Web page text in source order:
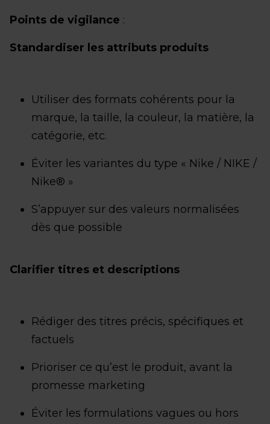
Points de vigilance :
Standardiser les attributs produits
Utiliser des formats cohérents pour la
marque, la taille, la couleur, la matière, la
catégorie, etc.
Éviter les variantes du type « Nike / NIKE /
Nike® »
S’appuyer sur des valeurs normalisées
dès que possible
Clarifier titres et descriptions
Rédiger des titres précis, spécifiques et
factuels
Prioriser ce qu’est le produit, avant la
promesse marketing
Éviter les formulations vagues ou hors